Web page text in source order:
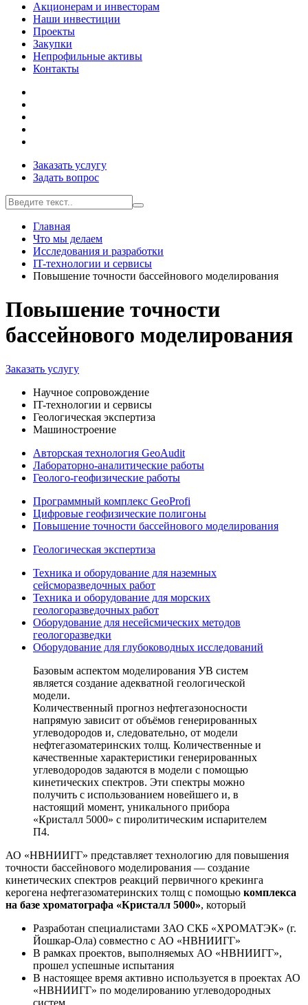
Акционерам и инвесторам
Наши инвестиции
Проекты
Закупки
Непрофильные активы
Контакты
Заказать услугу
Задать вопрос
Главная
Что мы делаем
Исследования и разработки
IT-технологии и сервисы
Повышение точности бассейнового моделирования
Повышение точности
бассейнового моделирования
Заказать услугу
Научное сопровождение
IT-технологии и сервисы
Геологическая экспертиза
Машиностроение
Авторская технология GeoAudit
Лабораторно-аналитические работы
Геолого-геофизические работы
Программный комплекс GeoProfi
Цифровые геофизические полигоны
Повышение точности бассейнового моделирования
Геологическая экспертиза
Техника и оборудование для наземных
сейсморазведочных работ
Техника и оборудование для морских
геологоразведочных работ
Оборудование для несейсмических методов
геологоразведки
Оборудование для глубоководных исследований
Базовым аспектом моделирования УВ систем
является создание адекватной геологической
модели.
Количественный прогноз нефтегазоносности
напрямую зависит от объёмов генерированных
углеводородов и, следовательно, от модели
нефтегазоматеринских толщ. Количественные и
качественные характеристики генерированных
углеводородов задаются в модели с помощью
кинетических спектров. Эти спектры можно
получить с использованием новейшего и, в
настоящий момент, уникального прибора
«Кристалл 5000» с пиролитическим испарителем
П4.
АО «НВНИИГГ» представляет технологию для повышения
точности бассейнового моделирования — создание
кинетических спектров реакций первичного крекинга
керогена нефтегазоматеринских толщ с помощью комплекса
на базе хроматографа «Кристалл 5000», который
Разработан специалистами ЗАО СКБ «ХРОМАТЭК» (г.
Йошкар-Ола) совместно с АО «НВНИИГГ»
В рамках проектов, выполняемых АО «НВНИИГГ»,
прошел успешные испытания
В настоящее время активно используется в проектах АО
«НВНИИГГ» по моделированию углеводородных
систем